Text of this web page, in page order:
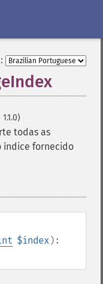
todas as
índice fornecido
$index):